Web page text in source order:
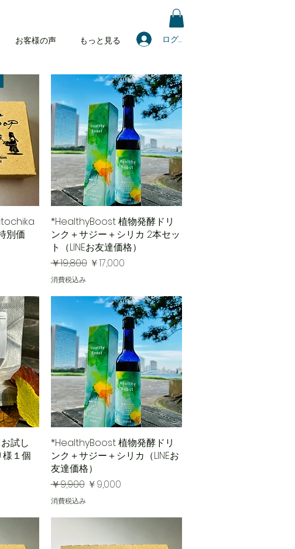
お客様の声 もっと見る ログイン
別価
クイックビュー
*HealthyBoost 植物発酵ドリ
ンク＋サジー＋シリカ 2本セッ
ト（LINEお友達価格）
通常価格
￥19,800 セール価格
￥17,000
消費税込み
試し
様１個
クイックビュー
*HealthyBoost 植物発酵ドリ
ンク＋サジー＋シリカ（LINEお
友達価格）
通常価格
￥9,900 セール価格
￥9,000
消費税込み